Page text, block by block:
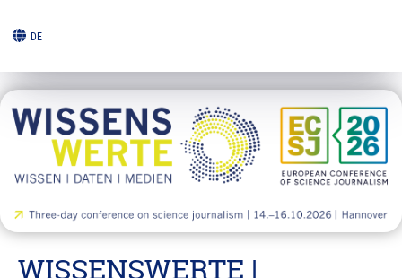
DE
WISSENSWERTE |